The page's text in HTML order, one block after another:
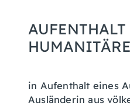
AUFENTHALT
in Aufenthalt eines
Ausländerin aus